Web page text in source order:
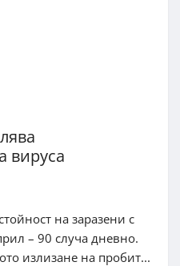
вируса
на заразени с
– 90 случа дневно.
излизане на пробит...